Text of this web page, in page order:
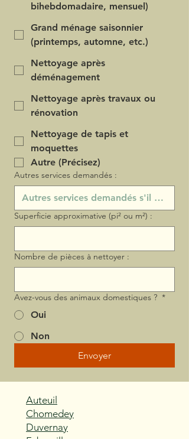
bihebdomadaire, mensuel)
Grand ménage saisonnier
(printemps, automne, etc.)
Nettoyage après
déménagement
Nettoyage après travaux ou
rénovation
Nettoyage de tapis et
moquettes
Autre (Précisez)
Autres services demandés :
Superficie approximative (pi² ou m²) :
Nombre de pièces à nettoyer :
Avez-vous des animaux domestiques ? *
Oui
Non
Envoyer
Auteuil
Chomedey
Duvernay